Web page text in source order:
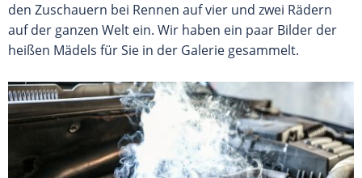
den Zuschauern bei Rennen auf vier und zwei Rädern
auf der ganzen Welt ein. Wir haben ein paar Bilder der
heißen Mädels für Sie in der Galerie gesammelt.